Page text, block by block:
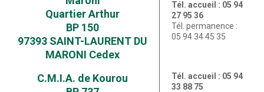
Quartier Arthur
BP 150
97393 SAINT-LAURENT DU
MARONI Cedex
Tél. accueil : 05 94
27 95 36
Tél. permanence :
05 94 34 45 35
C.M.I.A. de Kourou
Tél. accueil : 05 94
33 88 75